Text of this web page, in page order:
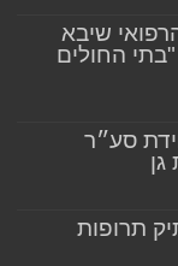
שיבא
החולים
סע״ר
תרופות